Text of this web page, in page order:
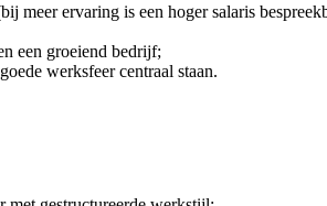
meer ervaring is een hoger salaris
een groeiend bedrijf;
werksfeer centraal staan.